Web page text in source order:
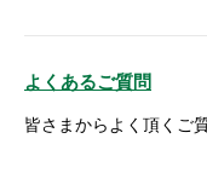
よくあるご質問
皆さまからよく頂くご